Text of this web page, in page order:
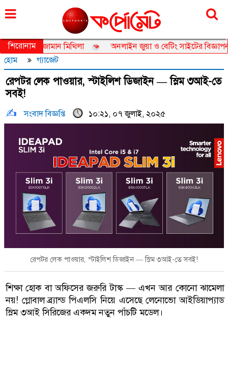
শনিবার, ০৮ আগস্ট ২০২৬, ২৪ শ্রাবণ ১৪৩৩
শিরোনাম
তানজিয়া জামান মিথিলা
অনলাইন জুয়া ও বেটিং সাইটের বিজ্ঞাপন
হোম
গ্যাজেট
রেপটর লেক পাওয়ার, স্টাইলিশ ডিজাইন — স্লিম ৩আই-তে
সবই!
সংবাদ বিজ্ঞপ্তি ১০:২১, ০৭ জুলাই, ২০২৫
রেপটর লেক পাওয়ার, স্টাইলিশ ডিজাইন — স্লিম ৩আই-তে সবই!
শিক্ষা হোক বা অফিসের জরুরি টাস্ক — এখন আর কোনো ঝামেলা
নয়! গ্লোবাল ব্র্যান্ড পিএলসি নিয়ে এসেছে লেনোভো আইডিয়াপ্যাড
স্লিম ৩আই সিরিজের একদম নতুন পাঁচটি মডেল।